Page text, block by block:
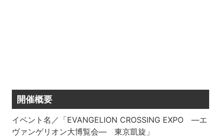
開催概要
イベント名／「EVANGELION CROSSING EXPO ―エ
ヴァンゲリオン大博覧会― 東京凱旋」